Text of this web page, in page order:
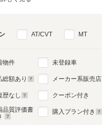
AT/CVT MT
物件
総額あり
歴なし
品質評価書
未登録車
メーカー系販売店
クーポン付き
購入プラン付き